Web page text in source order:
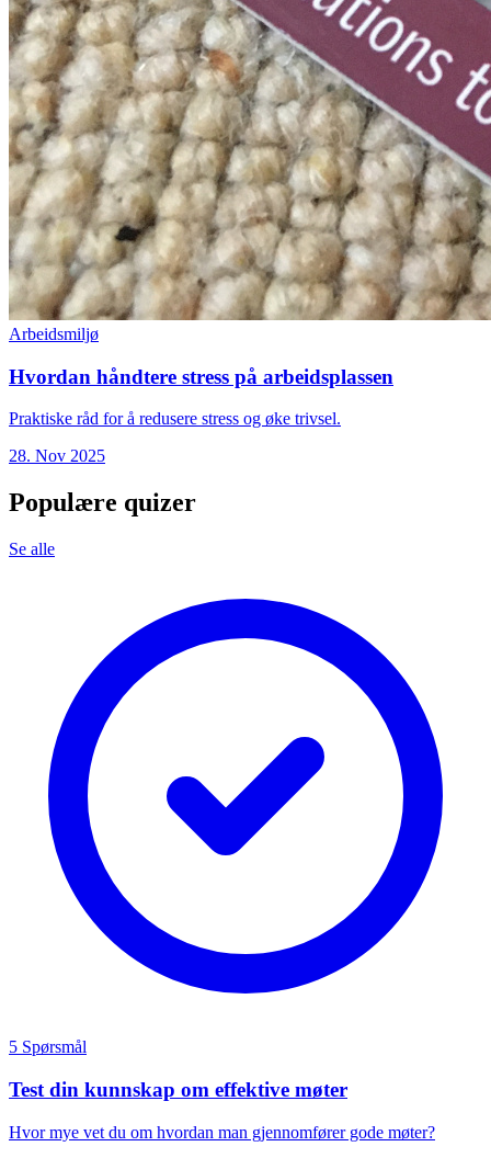
Arbeidsmiljø
Hvordan håndtere stress på arbeidsplassen
Praktiske råd for å redusere stress og øke trivsel.
28. Nov 2025
Populære quizer
Se alle
5 Spørsmål
Test din kunnskap om effektive møter
Hvor mye vet du om hvordan man gjennomfører gode møter?